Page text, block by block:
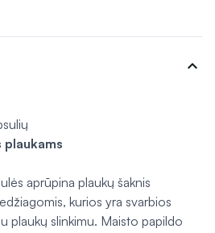
expand_more
aprūpina plaukų šaknis
kurios yra svarbios
plaukų slinkimu. Maisto papildo